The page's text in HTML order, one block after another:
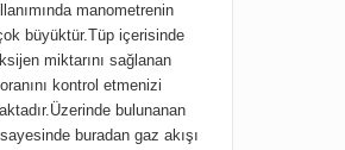
manometrenin
büyüktür.Tüp içerisinde
miktarını sağlanan
kontrol etmenizi
bulunanan
buradan gaz akışı